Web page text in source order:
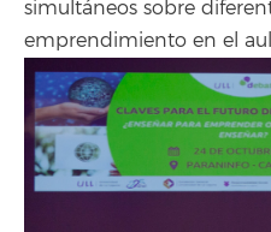
simultáneos sobre
emprendimiento en el